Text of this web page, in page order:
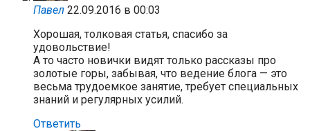
Павел 22.09.2016 в 00:03
Хорошая, толковая статья, спасибо за
удовольствие!
А то часто новички видят только рассказы про
золотые горы, забывая, что ведение блога — это
весьма трудоемкое занятие, требует специальных
знаний и регулярных усилий.
Ответить